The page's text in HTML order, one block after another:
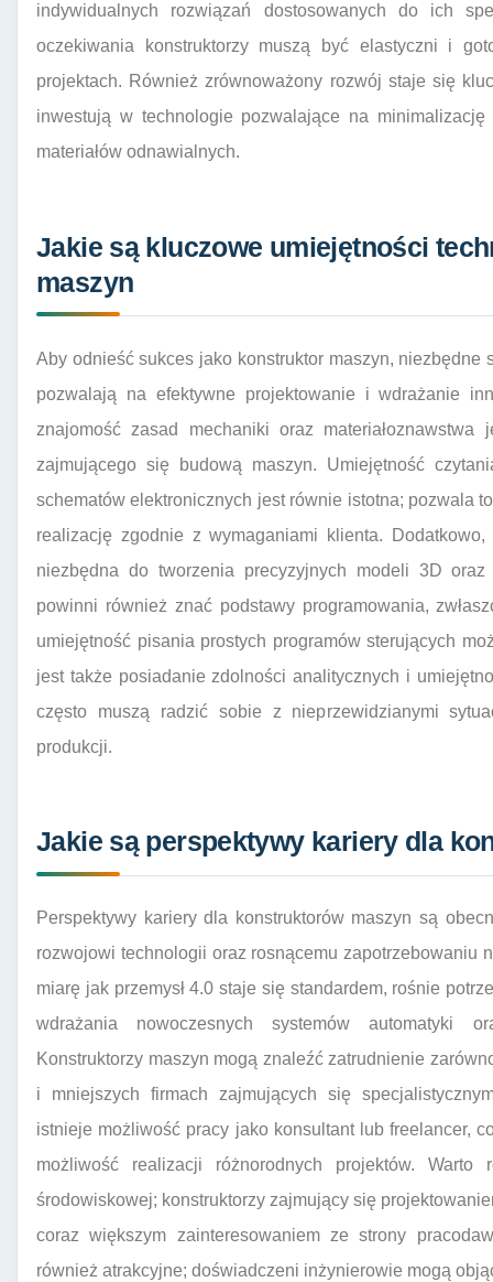
indywidualnych rozwiązań dostosowanych do ich
oczekiwania konstruktorzy muszą być elastyczni i
projektach. Również zrównoważony rozwój staje się
inwestują w technologie pozwalające na
materiałów odnawialnych.
Jakie są kluczowe umiejętności
maszyn
Aby odnieść sukces jako konstruktor maszyn, niezbędne
pozwalają na efektywne projektowanie i wdrażanie
znajomość zasad mechaniki oraz
zajmującego się budową maszyn. Umiejętność
schematów elektronicznych jest równie istotna; pozwala
realizację zgodnie z wymaganiami klienta.
niezbędna do tworzenia precyzyjnych modeli 3D oraz
powinni również znać podstawy programowania,
umiejętność pisania prostych programów sterujących
jest także posiadanie zdolności analitycznych i
często muszą radzić sobie z nieprzewidzianymi
produkcji.
Jakie są perspektywy kariery dla
Perspektywy kariery dla konstruktorów maszyn są
rozwojowi technologii oraz rosnącemu zapotrzebowaniu
miarę jak przemysł 4.0 staje się standardem, rośnie
wdrażania nowoczesnych systemów automatyki
Konstruktorzy maszyn mogą znaleźć zatrudnienie
i mniejszych firmach zajmujących się
istnieje możliwość pracy jako konsultant lub freelancer,
możliwość realizacji różnorodnych projektów.
środowiskowej; konstruktorzy zajmujący się
coraz większym zainteresowaniem ze strony
również atrakcyjne; doświadczeni inżynierowie mogą